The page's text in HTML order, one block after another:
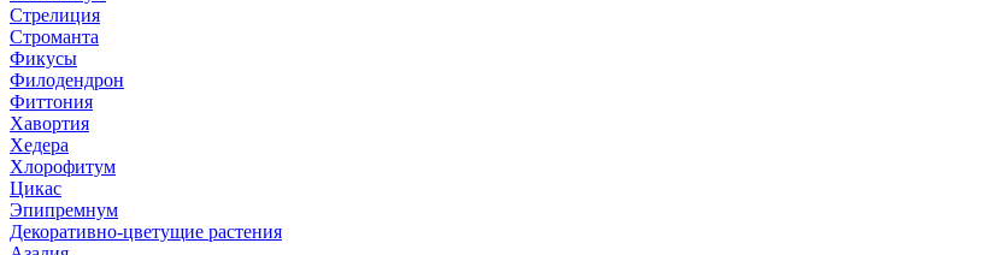
Стрелиция
Строманта
Фикусы
Филодендрон
Фиттония
Хавортия
Хедера
Хлорофитум
Цикас
Эпипремнум
Декоративно-цветущие растения